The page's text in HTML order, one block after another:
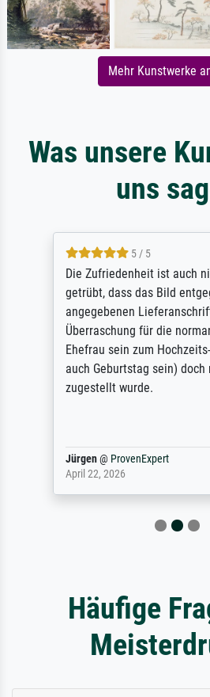
Mehr Kunstwerke
Was unsere
uns
5 / 5
Die Zufriedenheit ist auch
getrübt, dass das Bild
angegebenen
Überraschung für die
Ehefrau sein zum
auch Geburtstag sein) doch
zugestellt wurde.
Jürgen@ ProvenExpert
April 22, 2026
Häufige